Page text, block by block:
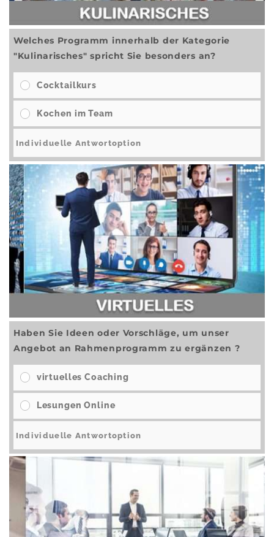
Welches Programm innerhalb der Kategorie
"Kulinarisches" spricht Sie besonders an?
Cocktailkurs
Kochen im Team
Haben Sie Ideen oder Vorschläge, um unser
Angebot an Rahmenprogramm zu ergänzen ?
virtuelles Coaching
Lesungen Online